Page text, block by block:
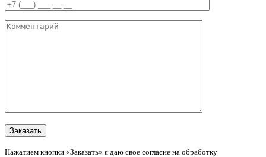
Нажатием кнопки «Заказать» я даю свое согласие на обработку